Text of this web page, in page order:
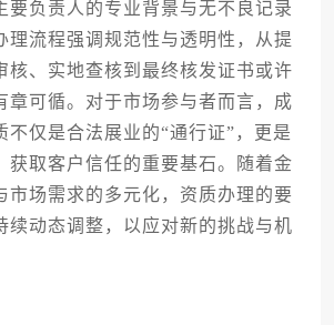
要负责人的专业背景与无不良记录
理流程强调规范性与透明性，从提
核、实地查核到最终核发证书或许
章可循。对于市场参与者而言，成
不仅是合法展业的“通行证”，更是
获取客户信任的重要基石。随着金
市场需求的多元化，资质办理的要
续动态调整，以应对新的挑战与机